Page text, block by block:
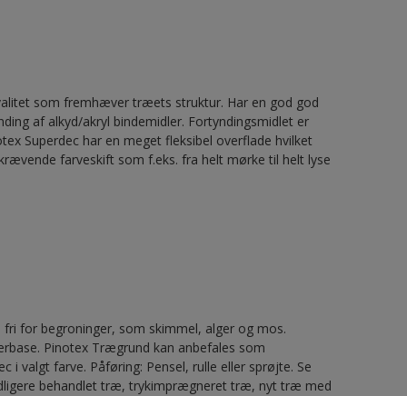
som fremhæver træets struktur. Har en god god
af alkyd/akryl bindemidler. Fortyndingsmidlet er
Superdec har en meget fleksibel overflade hvilket
farveskift som f.eks. fra helt mørke til helt lyse
for begroninger, som skimmel, alger og mos.
Pinotex Trægrund kan anbefales som
i valgt farve. Påføring: Pensel, rulle eller sprøjte. Se
behandlet træ, trykimprægneret træ, nyt træ med